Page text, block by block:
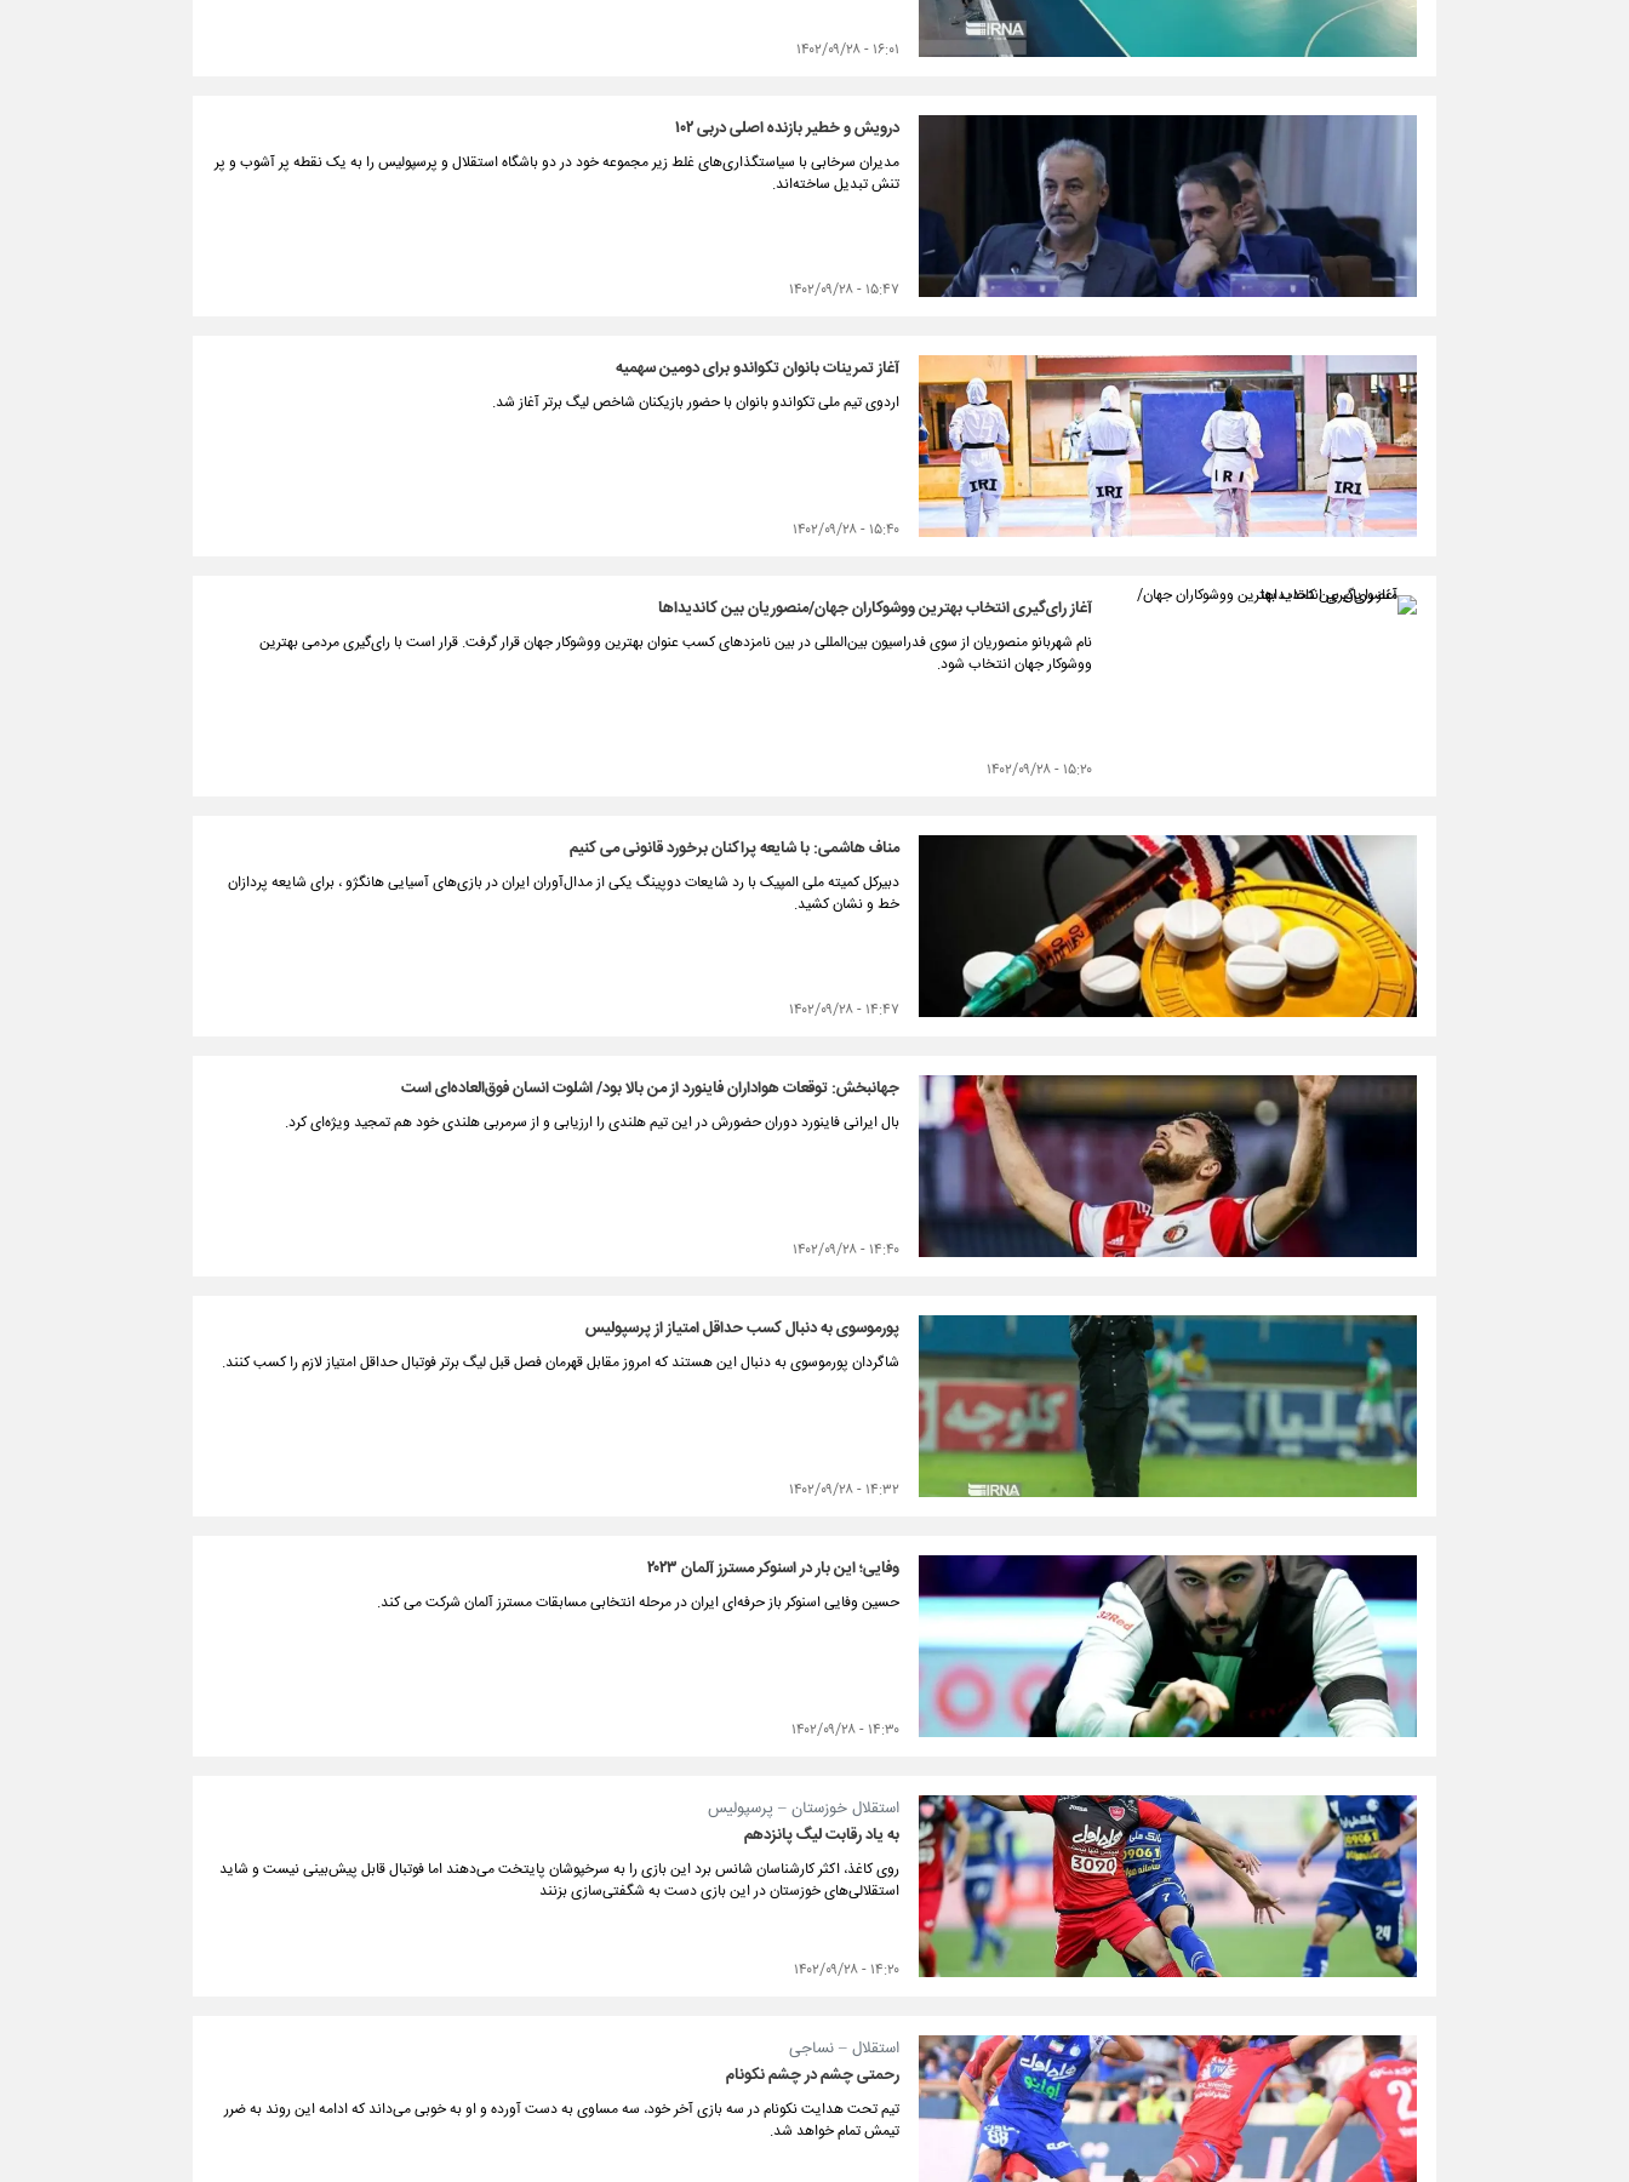
۱۶:۰۱ - ۱۴۰۲/۰۹/۲۸
درویش و خطیر بازنده اصلی دربی ۱۰۲
مدیران سرخابی با سیاستگذاری‌های غلط زیر مجموعه خود در دو باشگاه استقلال و پرسپولیس را به یک نقطه پر آشوب و پر
تنش تبدیل ساخته‌اند.
۱۵:۴۷ - ۱۴۰۲/۰۹/۲۸
آغاز تمرینات بانوان تکواندو برای دومین سهمیه
اردوی تیم ملی تکواندو بانوان با حضور بازیکنان شاخص لیگ برتر آغاز شد.
۱۵:۴۰ - ۱۴۰۲/۰۹/۲۸
آغاز رای‌گیری انتخاب بهترین ووشوکاران جهان/منصوریان بین کاندیداها
نام شهربانو منصوریان از سوی فدراسیون بین‌المللی در بین نامزدهای کسب عنوان بهترین ووشوکار جهان قرار گرفت. قرار است با رای‌گیری مردمی بهترین
ووشوکار جهان انتخاب شود.
۱۵:۲۰ - ۱۴۰۲/۰۹/۲۸
مناف هاشمی: با شایعه پراکنان برخورد قانونی می کنیم
دبیرکل کمیته ملی المپیک با رد شایعات دوپینگ یکی از مدال‌آوران ایران در بازی‌های آسیایی هانگژو ، برای شایعه پردازان
خط و نشان کشید.
۱۴:۴۷ - ۱۴۰۲/۰۹/۲۸
جهانبخش: توقعات هواداران فاینورد از من بالا بود/ اشلوت انسان فوق‌العاده‌ای است
بال ایرانی فاینورد دوران حضورش در این تیم هلندی را ارزیابی و از سرمربی هلندی خود هم تمجید ویژه‌ای کرد.
۱۴:۴۰ - ۱۴۰۲/۰۹/۲۸
پورموسوی به دنبال کسب حداقل امتیاز از پرسپولیس
شاگردان پورموسوی به دنبال این هستند که امروز مقابل قهرمان فصل قبل لیگ برتر فوتبال حداقل امتیاز لازم را کسب کنند.
۱۴:۳۲ - ۱۴۰۲/۰۹/۲۸
وفایی؛ این بار در اسنوکر مسترز آلمان ۲۰۲۳
حسین وفایی اسنوکر باز حرفه‌ای ایران در مرحله انتخابی مسابقات مسترز آلمان شرکت می کند.
۱۴:۳۰ - ۱۴۰۲/۰۹/۲۸
استقلال خوزستان – پرسپولیس
به یاد رقابت لیگ پانزدهم
روی کاغذ، اکثر کارشناسان شانس برد این بازی را به سرخپوشان پایتخت می‌دهند اما فوتبال قابل پیش‌بینی نیست و شاید
استقلالی‌های خوزستان در این بازی دست به شگفتی‌سازی بزنند
۱۴:۲۰ - ۱۴۰۲/۰۹/۲۸
استقلال – نساجی
رحمتی چشم در چشم نکونام
تیم تحت هدایت نکونام در سه بازی آخر خود، سه مساوی به دست آورده و او به خوبی می‌داند که ادامه این روند به ضرر
تیمش تمام خواهد شد.